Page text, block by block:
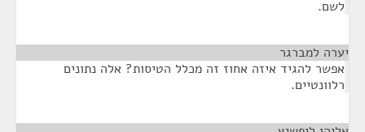
לשם.
יערה למברגר
אפשר להגיד איזה אחוז זה מכלל הטיסות? אלה נתונים
רלוונטיים.